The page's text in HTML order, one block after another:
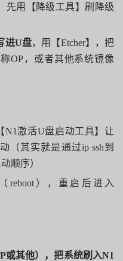
先用【降级工具】刷降级
进U盘，用【Etcher】，把
称OP ，或者其他系统镜像
N1激活U盘启动工具】让
（其实就是通过ip ssh到
顺序）
（ reboot），重启后进入
或其他），把系统刷入N1